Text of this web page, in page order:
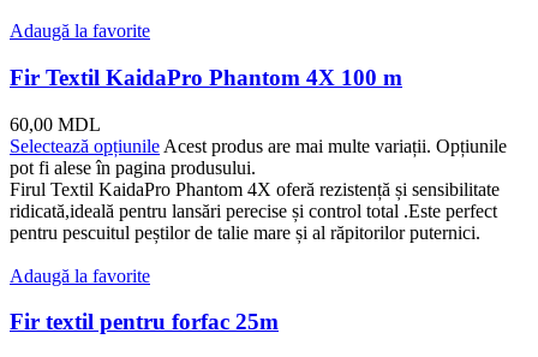
Adaugă la favorite
Fir Textil KaidaPro Phantom 4X 100 m
60,00 MDL
Selectează opțiunile Acest produs are mai multe variații. Opțiunile
pot fi alese în pagina produsului.
Firul Textil KaidaPro Phantom 4X oferă rezistență și sensibilitate
ridicată,ideală pentru lansări perecise și control total .Este perfect
pentru pescuitul peștilor de talie mare și al răpitorilor puternici.
Adaugă la favorite
Fir textil pentru forfac 25m